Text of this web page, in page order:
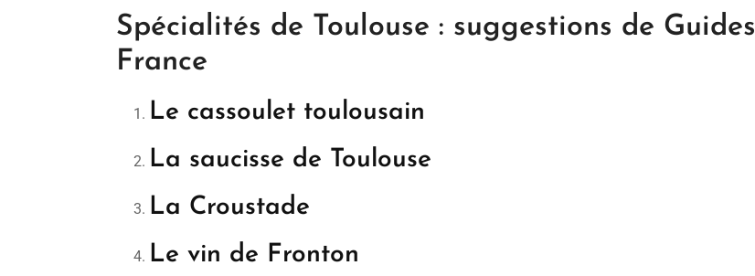
Spécialités de Toulouse : suggestions de Guides
France
Le cassoulet toulousain
La saucisse de Toulouse
La Croustade
Le vin de Fronton